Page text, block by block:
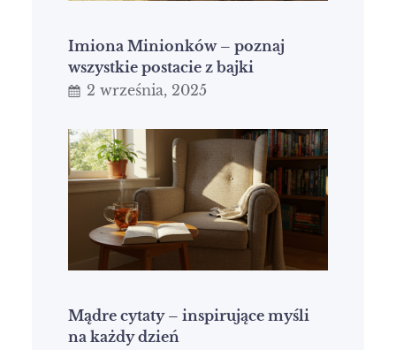
Imiona Minionków – poznaj
wszystkie postacie z bajki
2 września, 2025
Mądre cytaty – inspirujące myśli
na każdy dzień